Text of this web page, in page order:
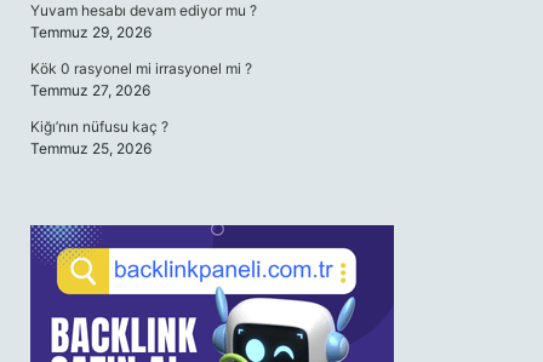
Yuvam hesabı devam ediyor mu ?
Temmuz 29, 2026
Kök 0 rasyonel mi irrasyonel mi ?
Temmuz 27, 2026
Kiğı’nın nüfusu kaç ?
Temmuz 25, 2026